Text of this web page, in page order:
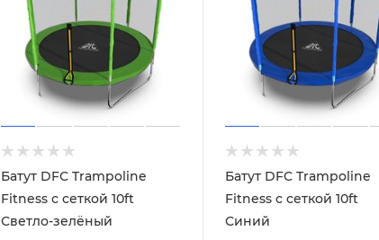
Батут DFC Trampoline
Fitness с сеткой 10ft
Светло-зелёный
Батут DFC Trampoline
Fitness с сеткой 10ft
Синий